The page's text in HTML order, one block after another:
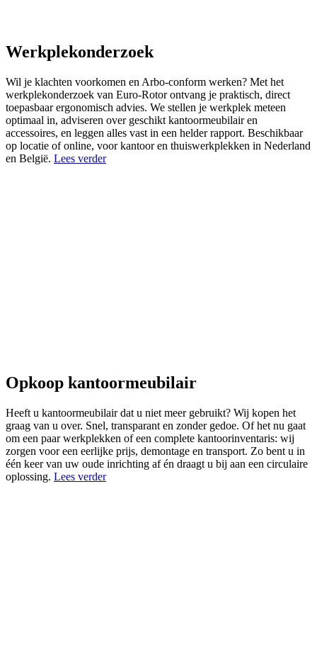
Werkplekonderzoek
Wil je klachten voorkomen en Arbo-conform werken? Met het
werkplekonderzoek van Euro-Rotor ontvang je praktisch, direct
toepasbaar ergonomisch advies. We stellen je werkplek meteen
optimaal in, adviseren over geschikt kantoormeubilair en
accessoires, en leggen alles vast in een helder rapport. Beschikbaar
op locatie of online, voor kantoor en thuiswerkplekken in Nederland
en België. Lees verder
Opkoop kantoormeubilair
Heeft u kantoormeubilair dat u niet meer gebruikt? Wij kopen het
graag van u over. Snel, transparant en zonder gedoe. Of het nu gaat
om een paar werkplekken of een complete kantoorinventaris: wij
zorgen voor een eerlijke prijs, demontage en transport. Zo bent u in
één keer van uw oude inrichting af én draagt u bij aan een circulaire
oplossing. Lees verder